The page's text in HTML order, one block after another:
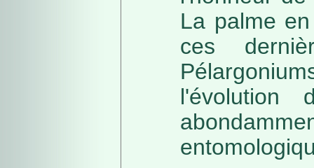
La palme
ces
l'évolution